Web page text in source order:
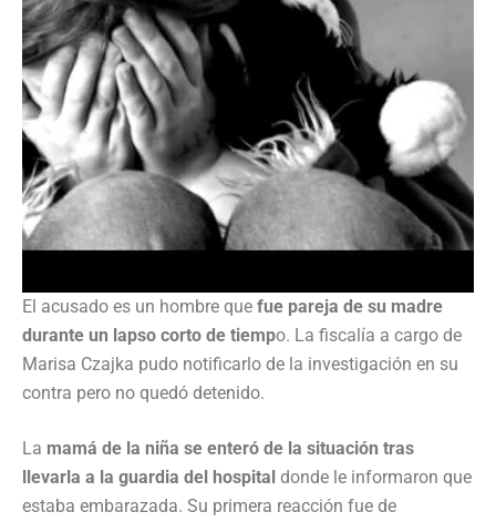
El acusado es un hombre que fue pareja de su madre
durante un lapso corto de tiempo. La fiscalía a cargo de
Marisa Czajka pudo notificarlo de la investigación en su
contra pero no quedó detenido.
La mamá de la niña se enteró de la situación tras
llevarla a la guardia del hospital donde le informaron que
estaba embarazada. Su primera reacción fue de